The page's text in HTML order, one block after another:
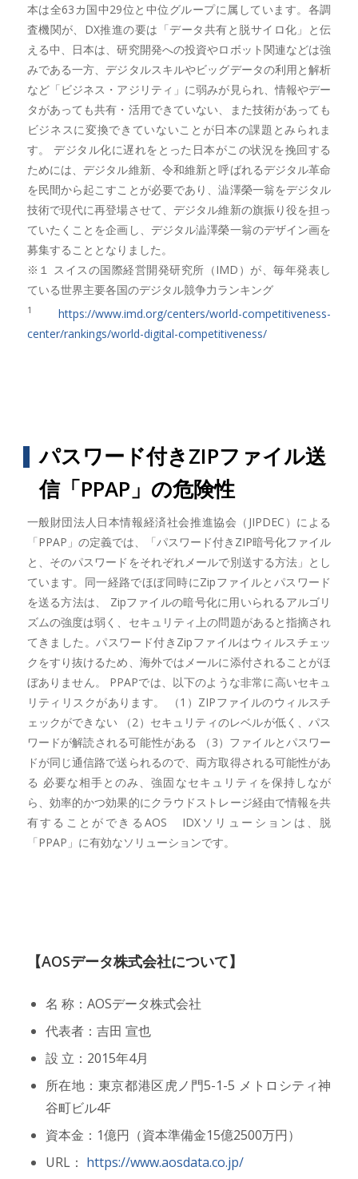
本は全63カ国中29位と中位グループに属しています。各調
査機関が、DX推進の要は「データ共有と脱サイロ化」と伝
える中、日本は、研究開発への投資やロボット関連などは強
みである一方、デジタルスキルやビッグデータの利用と解析
など「ビジネス・アジリティ」に弱みが見られ、情報やデー
タがあっても共有・活用できていない、また技術があっても
ビジネスに変換できていないことが日本の課題とみられま
す。 デジタル化に遅れをとった日本がこの状況を挽回する
ためには、デジタル維新、令和維新と呼ばれるデジタル革命
を民間から起こすことが必要であり、澁澤榮一翁をデジタル
技術で現代に再登場させて、デジタル維新の旗振り役を担っ
ていたくことを企画し、デジタル澁澤榮一翁のデザイン画を
募集することとなりました。
※１ スイスの国際経営開発研究所（IMD）が、毎年発表し
ている世界主要各国のデジタル競争力ランキング
1
https://www.imd.org/centers/world-competitiveness-
center/rankings/world-digital-competitiveness/
パスワード付きZIPファイル送
信「PPAP」の危険性
一般財団法人日本情報経済社会推進協会（JIPDEC）による
「PPAP」の定義では、「パスワード付きZIP暗号化ファイル
と、そのパスワードをそれぞれメールで別送する方法」とし
ています。同一経路でほぼ同時にZipファイルとパスワード
を送る方法は、 Zipファイルの暗号化に用いられるアルゴリ
ズムの強度は弱く、セキュリティ上の問題があると指摘され
てきました。パスワード付きZipファイルはウィルスチェッ
クをすり抜けるため、海外ではメールに添付されることがほ
ぼありません。 PPAPでは、以下のような非常に高いセキュ
リティリスクがあります。 （1）ZIPファイルのウィルスチ
ェックができない （2）セキュリティのレベルが低く、パス
ワードが解読される可能性がある （3）ファイルとパスワー
ドが同じ通信路で送られるので、両方取得される可能性があ
る 必要な相手とのみ、強固なセキュリティを保持しなが
ら、効率的かつ効果的にクラウドストレージ経由で情報を共
有することができるAOS IDXソリューションは、脱
「PPAP」に有効なソリューションです。
【AOSデータ株式会社について】
名 称：AOSデータ株式会社
代表者：吉田 宣也
設 立：2015年4月
所在地：東京都港区虎ノ門5-1-5 メトロシティ神
谷町ビル4F
資本金：1億円（資本準備金15億2500万円）
URL： https://www.aosdata.co.jp/